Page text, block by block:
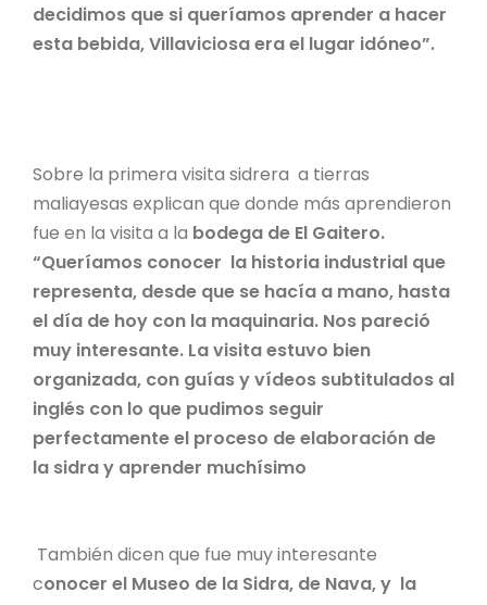
decidimos que si queríamos aprender a hacer
esta bebida, Villaviciosa era el lugar idóneo”.
Sobre la primera visita sidrera a tierras
maliayesas explican que donde más aprendieron
fue en la visita a la bodega de El Gaitero.
“Queríamos conocer la historia industrial que
representa, desde que se hacía a mano, hasta
el día de hoy con la maquinaria. Nos pareció
muy interesante. La visita estuvo bien
organizada, con guías y vídeos subtitulados al
inglés con lo que pudimos seguir
perfectamente el proceso de elaboración de
la sidra y aprender muchísimo
También dicen que fue muy interesante
conocer el Museo de la Sidra, de Nava, y la